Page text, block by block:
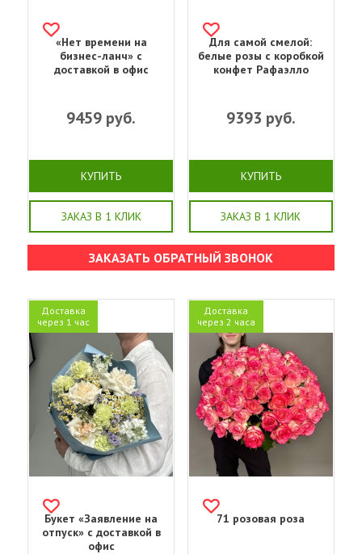
«Нет времени на
бизнес-ланч» с
доставкой в офис
9459 руб.
КУПИТЬ
ЗАКАЗ В 1 КЛИК
Для самой смелой:
белые розы с коробкой
конфет Рафаэлло
9393 руб.
КУПИТЬ
ЗАКАЗ В 1 КЛИК
ЗАКАЗАТЬ ОБРАТНЫЙ ЗВОНОК
Доставка
через 1 час
Букет «Заявление на
отпуск» с доставкой в
офис
Доставка
через 2 часа
71 розовая роза